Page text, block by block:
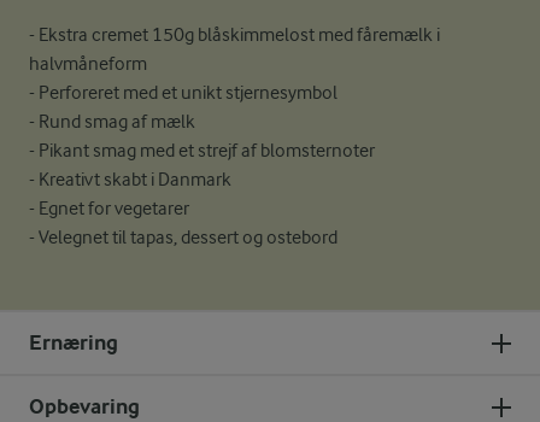
- Ekstra cremet 150g blåskimmelost med fåremælk i
halvmåneform
- Perforeret med et unikt stjernesymbol
- Rund smag af mælk
- Pikant smag med et strejf af blomsternoter
- Kreativt skabt i Danmark
- Egnet for vegetarer
- Velegnet til tapas, dessert og ostebord
Ernæring
Opbevaring